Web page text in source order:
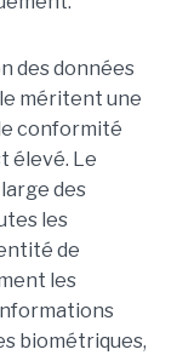
des données
méritent une
conformité
élevé. Le
des
les
de
les
biométriques,